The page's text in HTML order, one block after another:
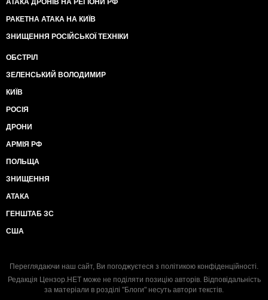
АТАКА ДРОНІВ НА РЕГІОНИ РФ
РАКЕТНА АТАКА НА КИЇВ
ЗНИЩЕННЯ РОСІЙСЬКОЇ ТЕХНІКИ
ОБСТРІЛ
ЗЕЛЕНСЬКИЙ ВОЛОДИМИР
КИЇВ
РОСІЯ
ДРОНИ
АРМІЯ РФ
ПОЛЬЩА
ЗНИЩЕННЯ
АТАКА
ГЕНШТАБ ЗС
США
Переглядаючи наш сайт, Ви погоджуєтеся з політикою конфіденційності.
Редакція Цензор.НЕТ може не поділяти позицію авторів. Відповідальність
за матеріали в розділі "Блоги" несуть автори текстів.